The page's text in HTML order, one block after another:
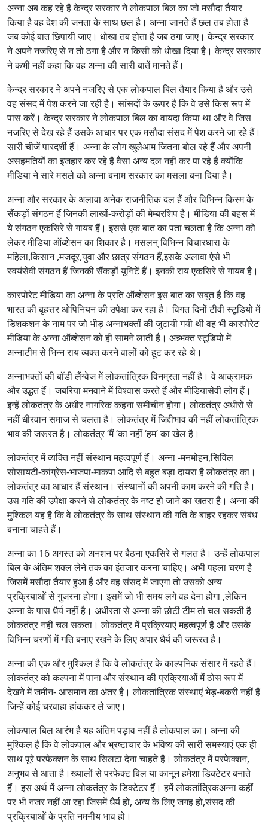
अन्ना अब कह रहे हैं केन्द्र सरकार ने लोकपाल बिल का जो मसौदा तैयार
किया है वह देश की जनता के साथ छल है। अन्ना जानते हैं छल तब होता है
जब कोई बात छिपायी जाए। धोखा तब होता है जब ठगा जाए। केन्द्र सरकार
ने अपने नजरिए से न तो ठगा है और न किसी को धोखा दिया है। केन्द्र सरकार
ने कभी नहीं कहा कि वह अन्ना की सारी बातें मानते हैं।
केन्द्र सरकार ने अपने नजरिए से एक लोकपाल बिल तैयार किया है और उसे
वह संसद में पेश करने जा रही है। सांसदों के ऊपर है कि वे उसे किस रूप में
पास करें। केन्द्र सरकार ने लोकपाल बिल का वायदा किया था और वे जिस
नजरिए से देख रहे हैं उसके आधार पर एक मसौदा संसद में पेश करने जा रहे हैं।
सारी चीजें पारदर्शी हैं। अन्ना के लोग खुलेआम जितना बोल रहे हैं और अपनी
असहमतियों का इजहार कर रहे हैं वैसा अन्य दल नहीं कर पा रहे हैं क्योंकि
मीडिया ने सारे मसले को अन्ना बनाम सरकार का मसला बना दिया है।
अन्ना और सरकार के अलावा अनेक राजनीतिक दल हैं और विभिन्न किस्म के
सैंकड़ों संगठन हैं जिनकी लाखों-करोड़ों की मेम्बरशिप है। मीडिया की बहस में
ये संगठन एकसिरे से गायब हैं। इससे एक बात का पता चलता है कि अन्ना को
लेकर मीडिया ऑब्शेसन का शिकार है। मसलन् विभिन्न विचारधारा के
महिला,किसान ,मजदूर,युवा और छात्र संगठन हैं,इसके अलावा ऐसे भी
स्वयंसेवी संगठन हैं जिनकी सैंकड़ों यूनिटें हैं। इनकी राय एकसिरे से गायब है।
कारपोरेट मीडिया का अन्ना के प्रति ऑब्शेसन इस बात का सबूत है कि वह
भारत की बृहत्तर ओपिनियन की उपेक्षा कर रहा है। विगत दिनों टीवी स्टूडियो में
डिशकशन के नाम पर जो भीड़ अन्नाभक्तों की जुटायी गयी थी वह भी कारपोरेट
मीडिया के अन्ना ऑब्शेसन को ही सामने लाती है। अन्न्भक्त स्टूडियो में
अन्नाटीम से भिन्न राय व्यक्त करने वालों को हूट कर रहे थे।
अन्नाभक्तों की बॉडी लैंग्वेज में लोकतांत्रिक विनम्रता नहीं है। वे आक्रामक
और उद्धत हैं। जबरिया मनवाने में विश्वास करते हैं और मीडियासेवी लोग हैं।
इन्हें लोकतंत्र के अधीर नागरिक कहना समीचीन होगा। लोकतंत्र अधीरों से
नहीं धीरवान समाज से चलता है। लोकतंत्र में जिद्दीभाव की नहीं लोकतांत्रिक
भाव की जरूरत है। लोकतंत्र ‘मैं ‘का नहीं ‘हम’ का खेल है।
लोकतंत्र में व्यक्ति नहीं संस्थान महत्वपूर्ण हैं। अन्ना -मनमोहन,सिविल
सोसायटी-कांग्रेस-भाजपा-माकपा आदि से बहुत बड़ा दायरा है लोकतंत्र का।
लोकतंत्र का आधार हैं संस्थान। संस्थानों की अपनी काम करने की गति है।
उस गति की उपेक्षा करने से लोकतंत्र के नष्ट हो जाने का खतरा है। अन्ना की
मुश्किल यह है कि वे लोकतंत्र के साथ संस्थान की गति के बाहर रहकर संबंध
बनाना चाहते हैं।
अन्ना का 16 अगस्त को अनशन पर बैठना एकसिरे से गलत है। उन्हें लोकपाल
बिल के अंतिम शक्ल लेने तक का इंतजार करना चाहिए। अभी पहला चरण है
जिसमें मसौदा तैयार हुआ है और वह संसद में जाएगा तो उसको अन्य
प्रक्रियाओं से गुजरना होगा। इसमें जो भी समय लगे वह देना होगा ,लेकिन
अन्ना के पास धैर्य नहीं है। अधीरता से अन्ना की छोटी टीम तो चल सकती है
लोकतंत्र नहीं चल सकता। लोकतंत्र में प्रक्रियाएं महत्वपूर्ण हैं और उसके
विभिन्न चरणों में गति बनाए रखने के लिए अपार धैर्य की जरूरत है।
अन्ना की एक और मुश्किल है कि वे लोकतंत्र के काल्पनिक संसार में रहते हैं।
लोकतंत्र को कल्पना में पाना और संस्थान की प्रक्रियाओं में ठोस रूप में
देखने में जमीन- आसमान का अंतर है। लोकतांत्रिक संस्थाएं भेड़-बकरी नहीं हैं
जिन्हें कोई चरवाहा हांककर ले जाए।
लोकपाल बिल आरंभ है यह अंतिम पड़ाव नहीं है लोकपाल का। अन्ना की
मुश्किल है कि वे लोकपाल और भ्रष्टाचार के भविष्य की सारी समस्याएं एक ही
साथ पूरे परफेक्शन के साथ सिलटा देना चाहते हैं। लोकतंत्र में परफेक्शन,
अनुभव से आता है।ख्यालों से परफेक्ट बिल या कानून हमेशा डिक्टेटर बनाते
हैं। इस अर्थ में अन्ना लोकतंत्र के डिक्टेटर हैं। हमें लोकतांत्रिकअन्ना कहीं
पर भी नजर नहीं आ रहा जिसमें धैर्य हो, अन्य के लिए जगह हो,संसद की
प्रक्रियाओं के प्रति नमनीय भाव हो।